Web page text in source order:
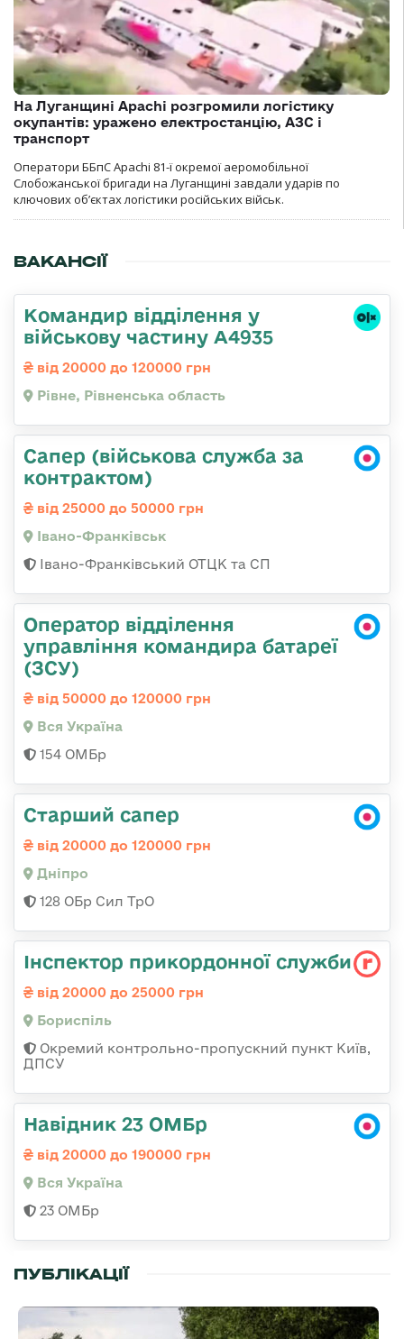
На Луганщині Apachi розгромили логістику
окупантів: уражено електростанцію, АЗС і
транспорт
Оператори ББпС Apachi 81-ї окремої аеромобільної
Слобожанської бригади на Луганщині завдали ударів по
ключових об’єктах логістики російських військ.
ВАКАНСІЇ
Командир відділення у
військову частину А4935
від 20000 до 120000 грн
Рівне, Рівненська область
Сапер (військова служба за
контрактом)
від 25000 до 50000 грн
Івано-Франківськ
Івано-Франківський ОТЦК та СП
Оператор відділення
управління командира батареї
(ЗСУ)
від 50000 до 120000 грн
Вся Україна
154 ОМБр
Старший сапер
від 20000 до 120000 грн
Дніпро
128 ОБр Сил ТрО
Інспектор прикордонної служби
від 20000 до 25000 грн
Бориспіль
Окремий контрольно-пропускний пункт Київ,
ДПСУ
Навідник 23 ОМБр
від 20000 до 190000 грн
Вся Україна
23 ОМБр
ПУБЛІКАЦІЇ